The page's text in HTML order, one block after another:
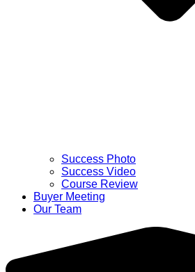
Success Photo
Success Video
Course Review
Buyer Meeting
Our Team